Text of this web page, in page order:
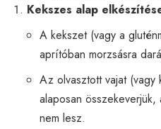
Kekszes alap
A kekszet (vagy a
aprítóban morzsásra
Az olvasztott vajat (vagy
alaposan
nem lesz.